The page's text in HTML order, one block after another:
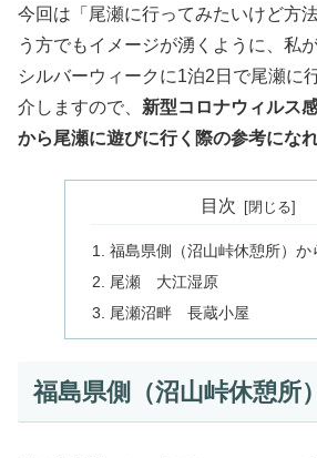
今回は「尾瀬に行ってみたいけど方
う方でもイメージが湧くように、私
シルバーウィークに1泊2日で尾瀬に
介しますので、 新型コロナウィルス
から尾瀬に遊びに行く際の参考にな
目次
福島県側（沼山峠休憩所）か
尾瀬 大江湿原
尾瀬沼畔 長蔵小屋
福島県側（沼山峠休憩所